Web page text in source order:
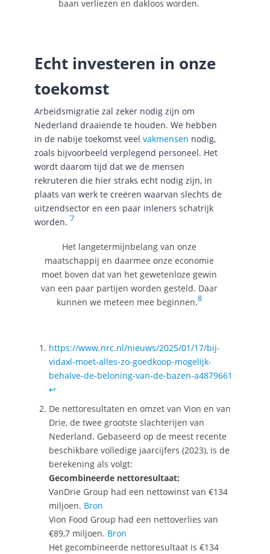
baan verliezen en dakloos worden.
Echt investeren in onze
toekomst
Arbeidsmigratie zal zeker nodig zijn om
Nederland draaiende te houden. We hebben
in de nabije toekomst veel vakmensen nodig,
zoals bijvoorbeeld verplegend personeel. Het
wordt daarom tijd dat we de mensen
rekruteren die hier straks echt nodig zijn, in
plaats van werk te creëren waarvan slechts de
uitzendsector en een paar inleners schatrijk
worden. 7
Het langetermijnbelang van onze
maatschappij en daarmee onze economie
moet boven dat van het gewetenloze gewin
van een paar partijen worden gesteld. Daar
kunnen we meteen mee beginnen.8
https://www.nrc.nl/nieuws/2025/01/17/bij-
vidaxl-moet-alles-zo-goedkoop-mogelijk-
behalve-de-beloning-van-de-bazen-a4879661
↩︎
De nettoresultaten en omzet van Vion en van
Drie, de twee grootste slachterijen van
Nederland. Gebaseerd op de meest recente
beschikbare volledige jaarcijfers (2023), is de
berekening als volgt:
Gecombineerde nettoresultaat:
VanDrie Group had een nettowinst van €134
miljoen. Bron
Vion Food Group had een nettoverlies van
€89,7 miljoen. Bron
Het gecombineerde nettoresultaat is €134